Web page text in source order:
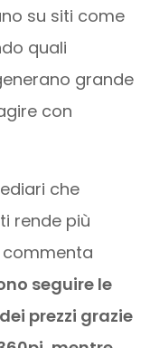
su siti come
quali
grande
con
che
rende più
commenta
seguire le
prezzi grazie